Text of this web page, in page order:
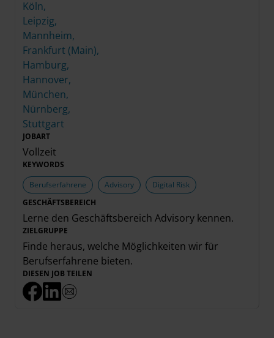
Köln,
Leipzig,
Mannheim,
Frankfurt (Main),
Hamburg,
Hannover,
München,
Nürnberg,
Stuttgart
JOBART
Vollzeit
KEYWORDS
Berufserfahrene
Advisory
Digital Risk
GESCHÄFTSBEREICH
Lerne den Geschäftsbereich Advisory kennen.
ZIELGRUPPE
Finde heraus, welche Möglichkeiten wir für
Berufserfahrene bieten.
DIESEN JOB TEILEN